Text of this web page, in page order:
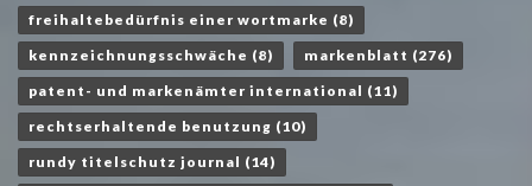
freihaltebedürfnis einer wortmarke (8)
kennzeichnungsschwäche (8) markenblatt (276)
patent- und markenämter international (11)
rechtserhaltende benutzung (10)
rundy titelschutz journal (14)